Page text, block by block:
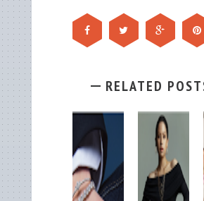
RELATED